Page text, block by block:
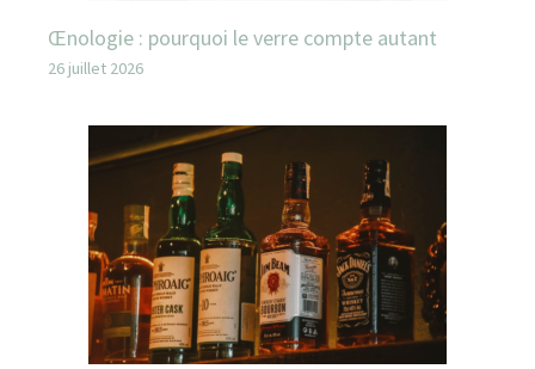
Œnologie : pourquoi le verre compte autant
26 juillet 2026